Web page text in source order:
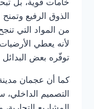
خامات قوية، بل
الذوق الرفيع
من المواد التي
لأنه يعطي
توفّره بعض البدائل
كما أن عجمان
التصميم الداخلي،